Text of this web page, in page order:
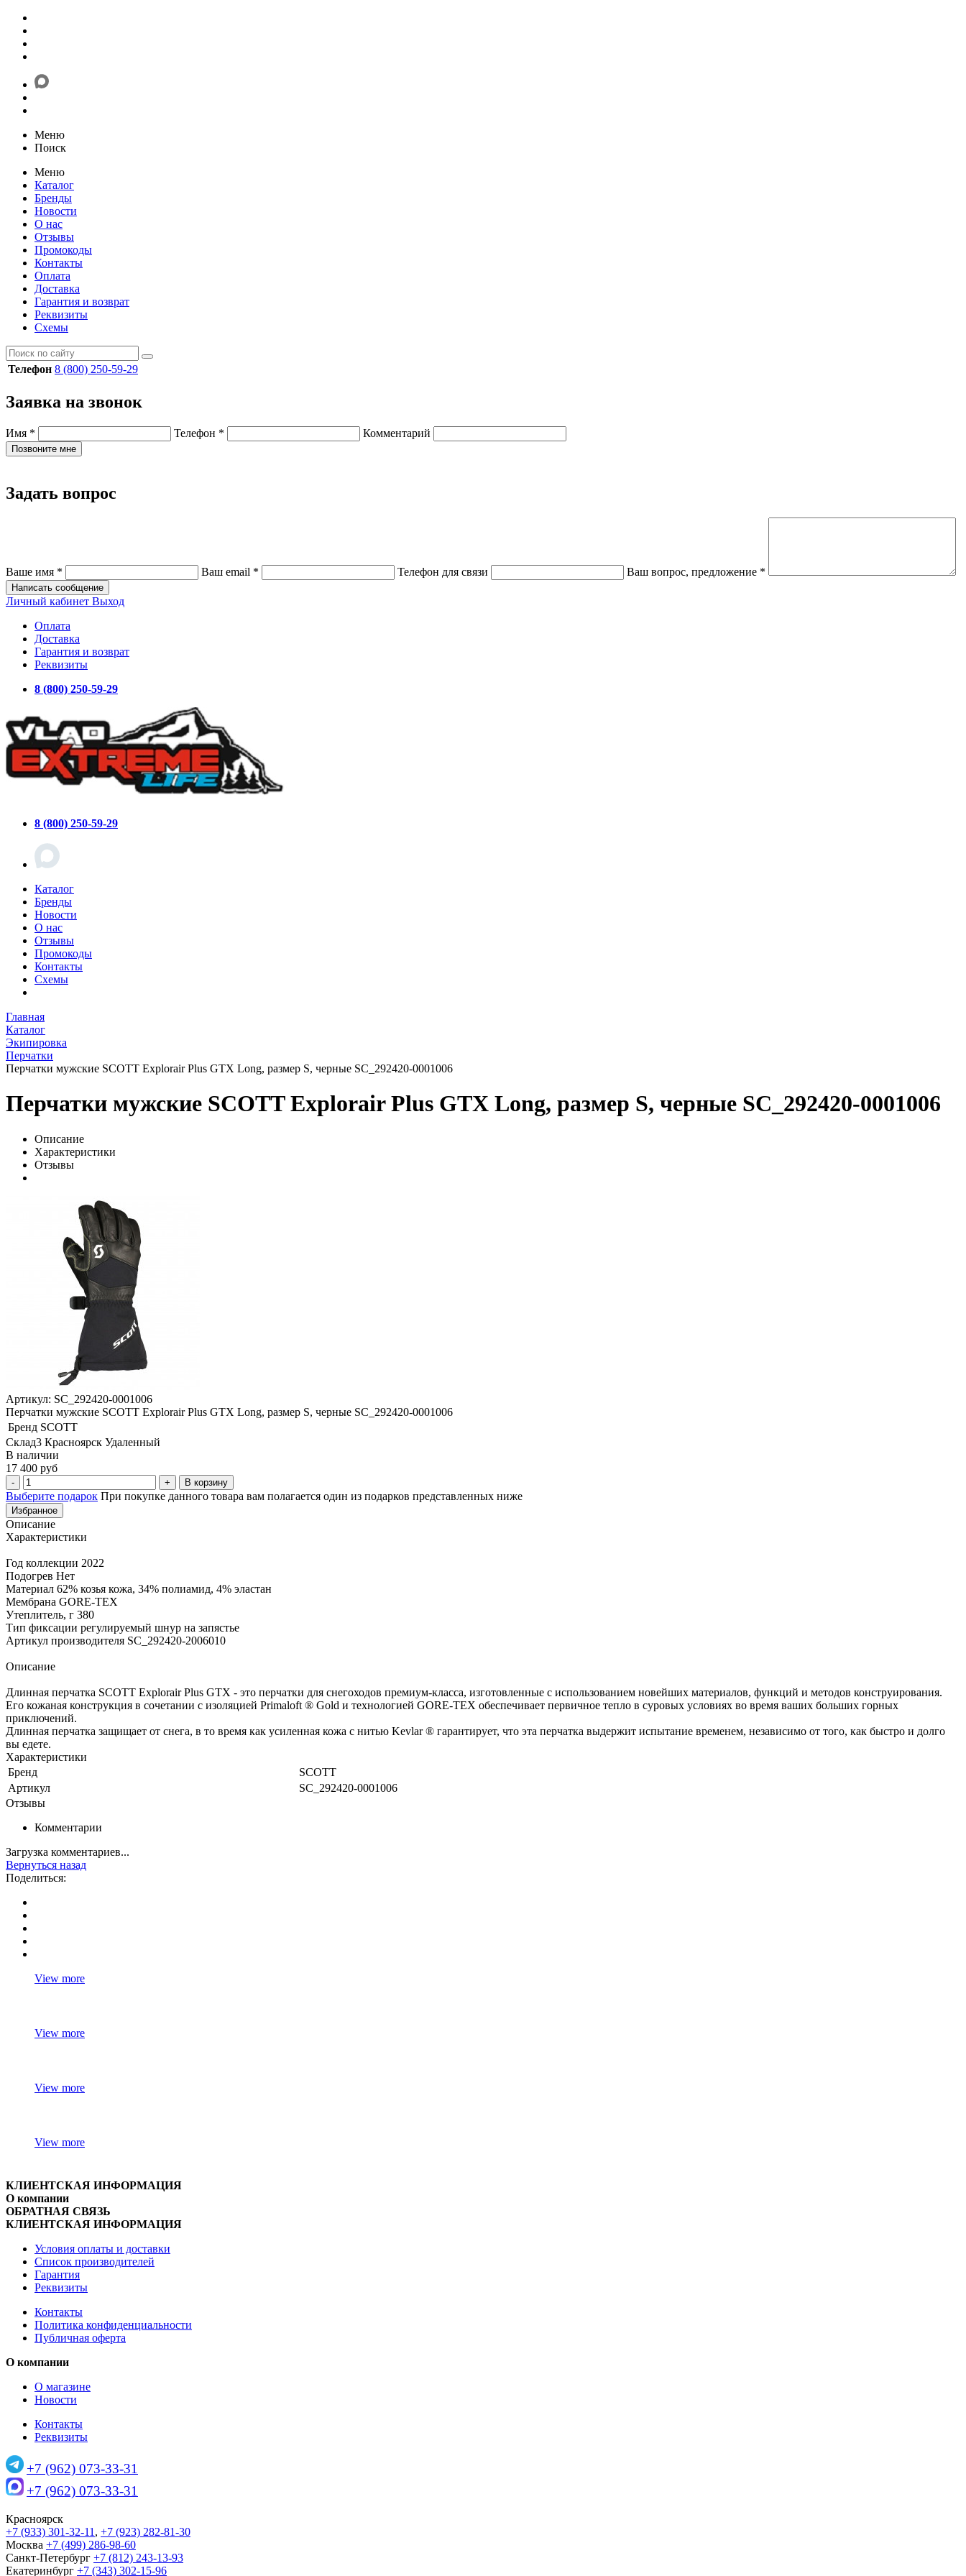
Меню
Поиск
Меню
Каталог
Бренды
Новости
О нас
Отзывы
Промокоды
Контакты
Оплата
Доставка
Гарантия и возврат
Реквизиты
Схемы
Телефон 8 (800) 250-59-29
Заявка на звонок
Имя * Телефон * Комментарий
Позвоните мне
Задать вопрос
Ваше имя * Ваш email * Телефон для связи Ваш вопрос, предложение *
Написать сообщение
Личный кабинет Выход
Оплата
Доставка
Гарантия и возврат
Реквизиты
8 (800) 250-59-29
8 (800) 250-59-29
Каталог
Бренды
Новости
О нас
Отзывы
Промокоды
Контакты
Схемы
Главная
Каталог
Экипировка
Перчатки
Перчатки мужские SCOTT Explorair Plus GTX Long, размер S, черные SC_292420-0001006
Перчатки мужские SCOTT Explorair Plus GTX Long, размер S, черные SC_292420-0001006
Описание
Характеристики
Отзывы
Артикул: SC_292420-0001006
Перчатки мужские SCOTT Explorair Plus GTX Long, размер S, черные SC_292420-0001006
Бренд SCOTT
Склад3 Красноярск Удаленный
В наличии
17 400 руб
В корзину
Выберите подарок При покупке данного товара вам полагается один из подарков представленных ниже
Избранное
Описание
Характеристики
Год коллекции 2022
Подогрев Нет
Материал 62% козья кожа, 34% полиамид, 4% эластан
Мембрана GORE-TEX
Утеплитель, г 380
Тип фиксации регулируемый шнур на запястье
Артикул производителя SC_292420-2006010
Описание
Длинная перчатка SCOTT Explorair Plus GTX - это перчатки для снегоходов премиум-класса, изготовленные с использованием новейших материалов, функций и методов конструирования.
Его кожаная конструкция в сочетании с изоляцией Primaloft ® Gold и технологией GORE-TEX обеспечивает первичное тепло в суровых условиях во время ваших больших горных
приключений.
Длинная перчатка защищает от снега, в то время как усиленная кожа с нитью Kevlar ® гарантирует, что эта перчатка выдержит испытание временем, независимо от того, как быстро и долго
вы едете.
Характеристики
Бренд
SCOTT
Артикул
SC_292420-0001006
Отзывы
Комментарии
Загрузка комментариев...
Вернуться назад
Поделиться:
View more
View more
View more
View more
КЛИЕНТСКАЯ ИНФОРМАЦИЯ
О компании
ОБРАТНАЯ СВЯЗЬ
КЛИЕНТСКАЯ ИНФОРМАЦИЯ
Условия оплаты и доставки
Список производителей
Гарантия
Реквизиты
Контакты
Политика конфиденциальности
Публичная оферта
О компании
О магазине
Новости
Контакты
Реквизиты
+7 (962) 073-33-31
+7 (962) 073-33-31
Красноярск
+7 (933) 301-32-11 , +7 (923) 282-81-30
Москва +7 (499) 286-98-60
Санкт-Петербург +7 (812) 243-13-93
Екатеринбург +7 (343) 302-15-96